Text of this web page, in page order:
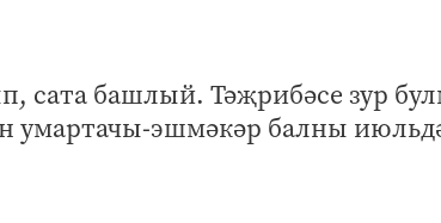
сата башлый. Тәҗрибәсе зур
умартачы-эшмәкәр балны